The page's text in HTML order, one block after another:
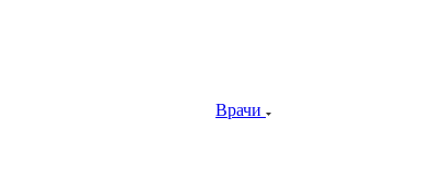
Врачи